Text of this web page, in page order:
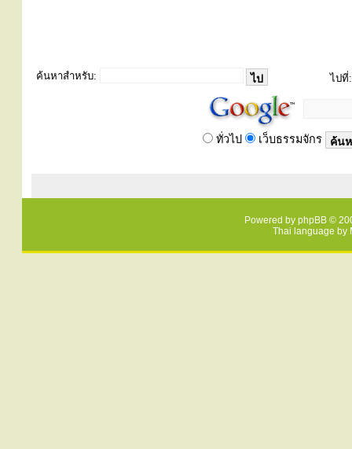
ค้นหาสำหรับ: ไปที่:
ทั่วไป เว็บธรรมจักร
Powered by phpBB ©
Thai language by